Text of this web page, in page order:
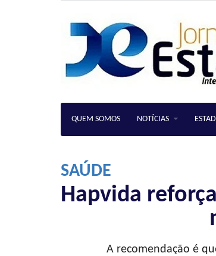
QUEM SOMOS NOTÍCIAS
SAÚDE
Hapvida
A recomendação é